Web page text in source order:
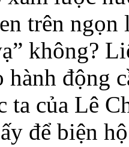
trên
không?
hành động
ta của Lê
để biện